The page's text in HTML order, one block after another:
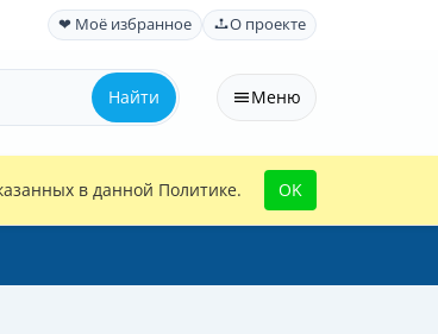
❤ Моё избранное О проекте
Найти Меню
в данной Политике. OK